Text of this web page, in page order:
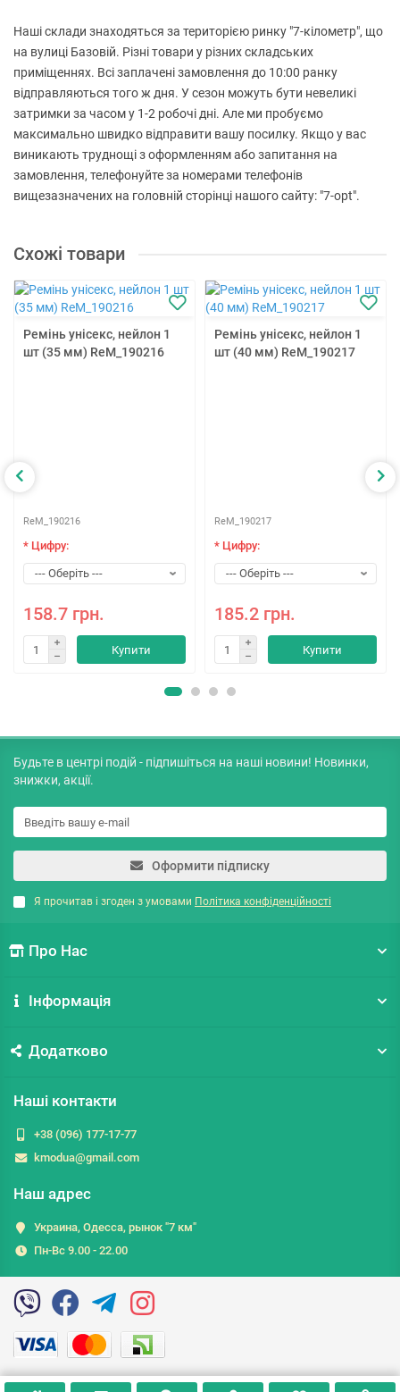
Наші склади знаходяться за територією ринку "7-кілометр", що
на вулиці Базовій. Різні товари у різних складських
приміщеннях. Всі заплачені замовлення до 10:00 ранку
відправляються того ж дня. У сезон можуть бути невеликі
затримки за часом у 1-2 робочі дні. Але ми пробуємо
максимально швидко відправити вашу посилку. Якщо у вас
виникають труднощі з оформленням або запитання на
замовлення, телефонуйте за номерами телефонів
вищезазначених на головній сторінці нашого сайту: "7-opt".
Схожі товари
Ремінь унісекс, нейлон 1
шт (35 мм) ReM_190216
ReM_190216
* Цифру:
158.7 грн.
Купити
Ремінь унісекс, нейлон 1
шт (40 мм) ReM_190217
ReM_190217
* Цифру:
185.2 грн.
Купити
Будьте в центрі подій - підпишіться на наші новини! Новинки,
знижки, акції.
Оформити підписку
Я прочитав і згоден з умовами Політика конфіденційності
Про Нас
Інформація
Додатково
Наші контакти
+38 (096) 177-17-77
kmodua@gmail.com
Наш адрес
Украина, Одесса, рынок "7 км"
Пн-Вс 9.00 - 22.00